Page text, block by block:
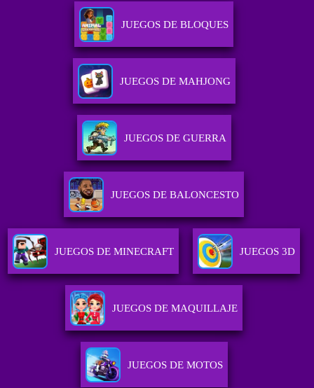
JUEGOS DE BLOQUES
JUEGOS DE MAHJONG
JUEGOS DE GUERRA
JUEGOS DE BALONCESTO
JUEGOS DE MINECRAFT JUEGOS 3D
JUEGOS DE MAQUILLAJE
JUEGOS DE MOTOS